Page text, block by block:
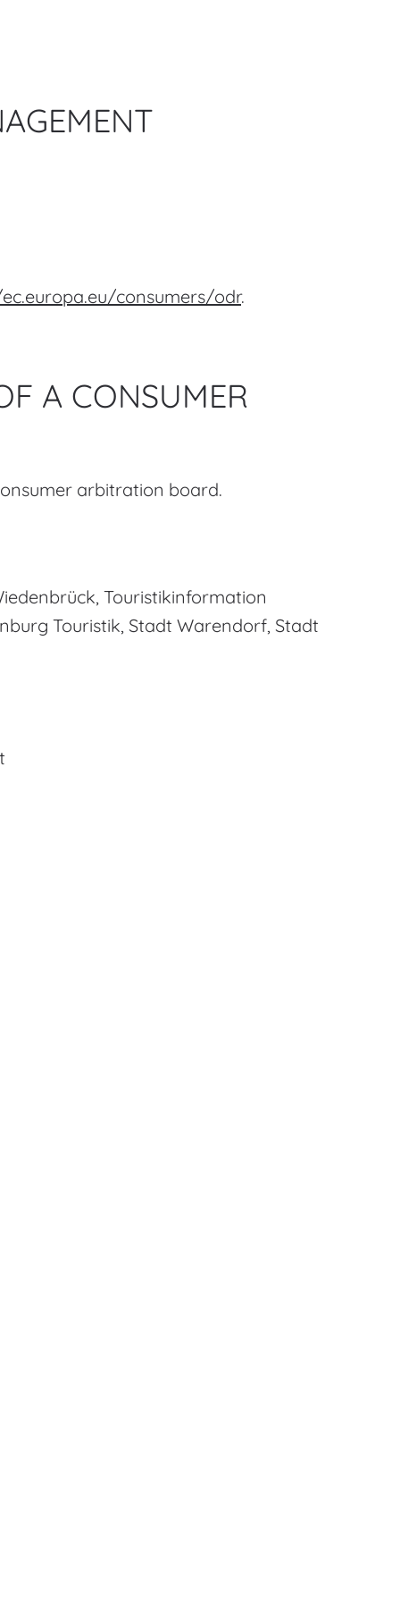
consumers/odr.
A CONSUMER
arbitration board.
Touristikinformation
Touristik, Stadt Warendorf, Stadt